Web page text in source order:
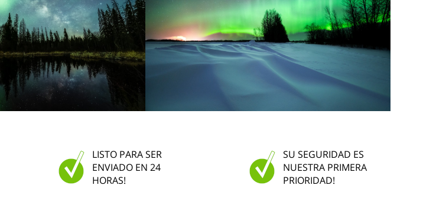
LISTO PARA SER
ENVIADO EN 24
HORAS!
SU SEGURIDAD ES
NUESTRA PRIMERA
PRIORIDAD!